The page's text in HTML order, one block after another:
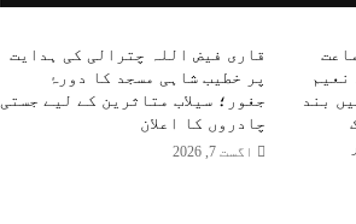
نعیم
بند
قاری فیض اللہ چترالی کی ہدایت
پر خطیب شاہی مسجد کا دورۂ
جغور؛ سیلاب متاثرین کے لیے جستی
چادروں کا اعلان
اگست 7, 2026